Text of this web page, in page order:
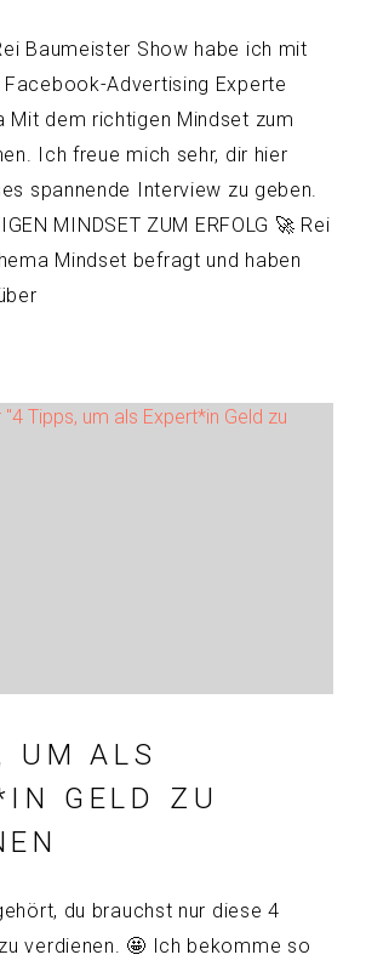
Baumeister Show habe ich mit
Facebook-Advertising Experte
Mit dem richtigen Mindset zum
Ich freue mich sehr, dir hier
spannende Interview zu geben.
MINDSET ZUM ERFOLG 🚀 Rei
Mindset befragt und haben
UM ALS
GELD ZU
du brauchst nur diese 4
verdienen. 🤩 Ich bekomme so